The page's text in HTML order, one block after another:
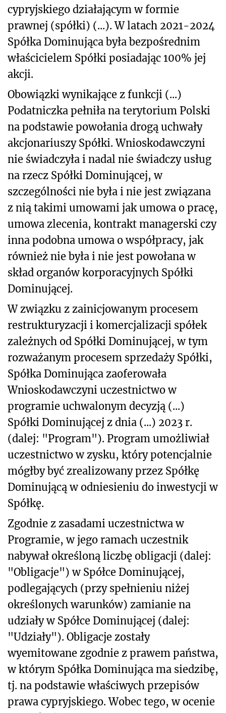
cypryjskiego działającym w formie
prawnej (spółki) (...). W latach 2021-2024
Spółka Dominująca była bezpośrednim
właścicielem Spółki posiadając 100% jej
akcji.
Obowiązki wynikające z funkcji (...)
Podatniczka pełniła na terytorium Polski
na podstawie powołania drogą uchwały
akcjonariuszy Spółki. Wnioskodawczyni
nie świadczyła i nadal nie świadczy usług
na rzecz Spółki Dominującej, w
szczególności nie była i nie jest związana
z nią takimi umowami jak umowa o pracę,
umowa zlecenia, kontrakt managerski czy
inna podobna umowa o współpracy, jak
również nie była i nie jest powołana w
skład organów korporacyjnych Spółki
Dominującej.
W związku z zainicjowanym procesem
restrukturyzacji i komercjalizacji spółek
zależnych od Spółki Dominującej, w tym
rozważanym procesem sprzedaży Spółki,
Spółka Dominująca zaoferowała
Wnioskodawczyni uczestnictwo w
programie uchwalonym decyzją (...)
Spółki Dominującej z dnia (...) 2023 r.
(dalej: "Program"). Program umożliwiał
uczestnictwo w zysku, który potencjalnie
mógłby być zrealizowany przez Spółkę
Dominującą w odniesieniu do inwestycji w
Spółkę.
Zgodnie z zasadami uczestnictwa w
Programie, w jego ramach uczestnik
nabywał określoną liczbę obligacji (dalej:
"Obligacje") w Spółce Dominującej,
podlegających (przy spełnieniu niżej
określonych warunków) zamianie na
udziały w Spółce Dominującej (dalej:
"Udziały"). Obligacje zostały
wyemitowane zgodnie z prawem państwa,
w którym Spółka Dominująca ma siedzibę,
tj. na podstawie właściwych przepisów
prawa cypryjskiego. Wobec tego, w ocenie